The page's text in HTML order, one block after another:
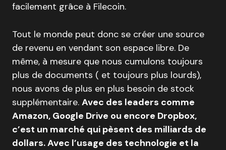
facilement grâce à Filecoin.
Tout le monde peut donc se créer une source
de revenu en vendant son espace libre. De
même, à mesure que nous cumulons toujours
plus de documents ( et toujours plus lourds),
nous avons de plus en plus besoin de stock
supplémentaire. Avec des leaders comme
Amazon, Google Drive ou encore Dropbox,
c’est un marché qui pèsent des milliards de
dollars. Avec l’usage des technologie et la